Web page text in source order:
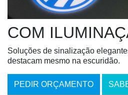
COM
Soluções de sinalização
destacam mesmo na escuridão.
PEDIR ORÇAMENTO